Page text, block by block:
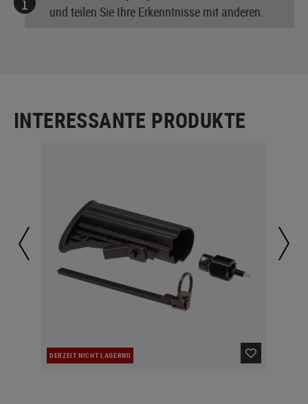
und teilen Sie Ihre Erkenntnisse mit anderen.
INTERESSANTE PRODUKTE
DERZEIT NICHT LAGERND